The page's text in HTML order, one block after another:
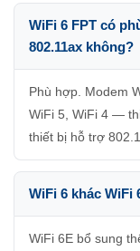
WiFi 6 FPT có
802.11ax không?
Phù hợp. Modem
WiFi 5, WiFi 4 —
thiết bị hỗ trợ
WiFi 6 khác WiFi
WiFi 6E bổ sung